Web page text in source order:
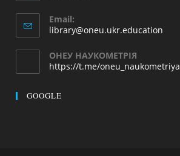
Email:
library@oneu.ukr.education
ОНЕУ НАУКОМЕТРІЯ
https://t.me/oneu_naukometriya
GOOGLE